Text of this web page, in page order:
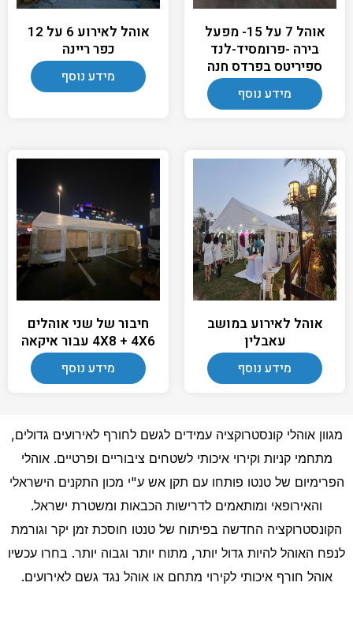
אוהל 7 על 15- מפעל
בירה -פרומסיד-לנד
ספיריטס בפרדס חנה
מידע נוסף
אוהל לאירוע 6 על 12
כפר ריינה
מידע נוסף
אוהל לאירוע במושב
עאבלין
מידע נוסף
חיבור של שני אוהלים
4X8 + 4X6 עבור איקאה
מידע נוסף
מגוון אוהלי קונסטרוקציה עמידים לגשם לחורף לאירועים גדולים,
מתחמי קניות וקירוי איכותי לשטחים ציבוריים ופרטיים. אוהלי
הפרימיום של טנטו פותחו עם תקן אש ע"י מכון התקנים הישראלי
והאירופאי ומותאמים לדרישות הכבאות ומשטרת ישראל.
הקונסטרוקציה החדשה בפיתוח של טנטו חוסכת זמן יקר וגורמת
לנפח האוהל להיות גדול יותר, מתוח יותר וגבוה יותר. בחרו עכשיו
אוהל חורף איכותי לקירוי מתחם או אוהל נגד גשם לאירועים.